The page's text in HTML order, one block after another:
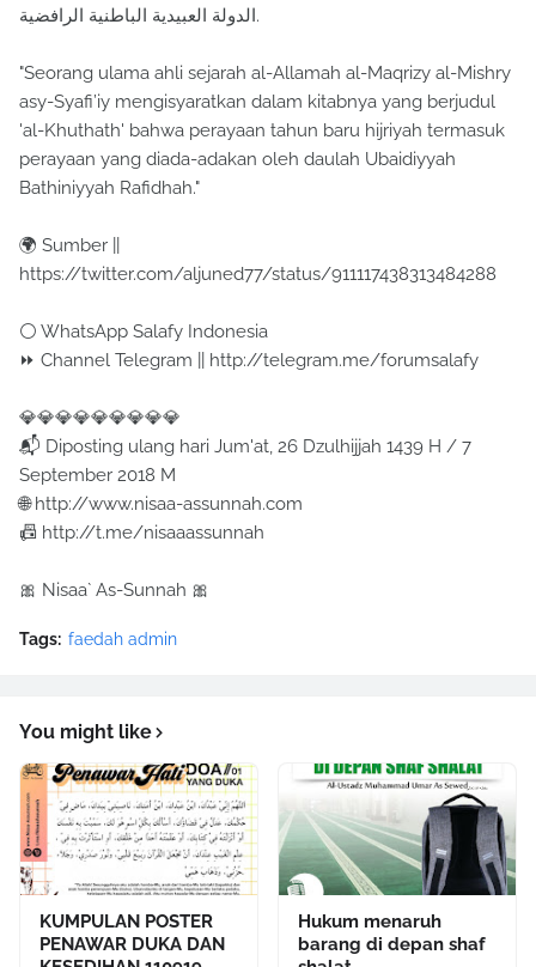
الدولة العبيدية الباطنية الرافضية.
"Seorang ulama ahli sejarah al-Allamah al-Maqrizy al-Mishry
asy-Syafi’iy mengisyaratkan dalam kitabnya yang berjudul
'al-Khuthath' bahwa perayaan tahun baru hijriyah termasuk
perayaan yang diada-adakan oleh daulah Ubaidiyyah
Bathiniyyah Rafidhah."
🌍 Sumber ||
https://twitter.com/aljuned77/status/911117438313484288
⚪ WhatsApp Salafy Indonesia
⏩ Channel Telegram || http://telegram.me/forumsalafy
💎💎💎💎💎💎💎💎💎
📬 Diposting ulang hari Jum'at, 26 Dzulhijjah 1439 H / 7
September 2018 M
🌐 http://www.nisaa-assunnah.com
📠 http://t.me/nisaaassunnah
🎀 Nisaa` As-Sunnah 🎀
Tags: faedah admin
You might like
KUMPULAN POSTER
PENAWAR DUKA DAN
Hukum menaruh
barang di depan shaf